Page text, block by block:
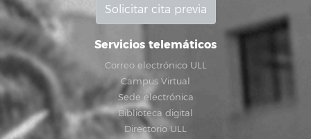
Solicitar cita previa
Servicios telemáticos
Correo electrónico ULL
Campus Virtual
Sede electrónica
Biblioteca digital
Directorio ULL